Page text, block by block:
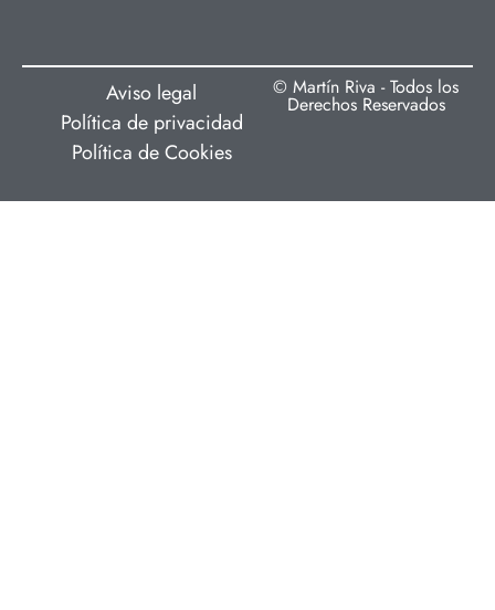
© Martín Riva - Todos los
Derechos Reservados
Aviso legal
Política de privacidad
Política de Cookies